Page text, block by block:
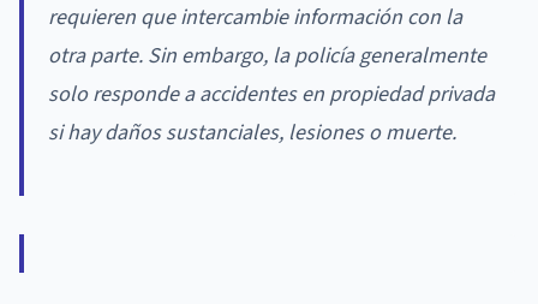
requieren que intercambie información con la
otra parte. Sin embargo, la policía generalmente
solo responde a accidentes en propiedad privada
si hay daños sustanciales, lesiones o muerte.